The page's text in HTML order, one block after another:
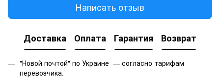
Написать отзыв
Доставка Оплата Гарантия Возврат
"Новой почтой" по Украине — согласно тарифам
перевозчика.